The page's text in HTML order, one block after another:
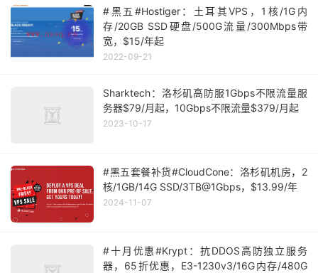
#黑五#Hostiger：土耳其VPS，1核/1G内
存/20GB SSD硬盘/500G流量/300Mbps带
宽，$15/年起
2022-09-21
Sharktech：洛杉矶高防服1Gbps不限流量服
务器$79/月起，10Gbps不限流量$379/月起
2023-10-17
#黑五套餐补货#CloudCone：洛杉矶机房，2
核/1GB/14G SSD/3TB@1Gbps，$13.99/年
2024-11-07
#十月优惠#Krypt：抗DDOS高防独立服务
器，65折优惠，E3-1230v3/16G内存/480G